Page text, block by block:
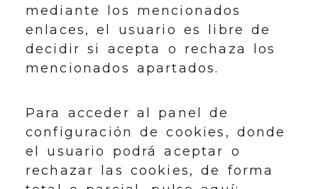
mediante los mencionados
enlaces, el usuario es libre de
decidir si acepta o rechaza los
mencionados apartados.
Para acceder al panel de
configuración de cookies, donde
el usuario podrá aceptar o
rechazar las cookies, de forma